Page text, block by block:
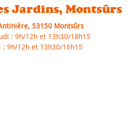
Jardins, Montsûrs
53150 Montsûrs
: 9h/12h et 13h30/18h15
: 9h/12h et 13h30/16h15